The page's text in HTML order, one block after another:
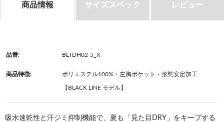
商品情報 サイズスペック レビュー
品番: BLTDH02-5_X
商品特徴: ポリエステル100%・左胸ポケット・形態安定加工･
【BLACK LINE モデル】
吸水速乾性と汗ジミ抑制機能で、夏も「見た目DRY」をキープする